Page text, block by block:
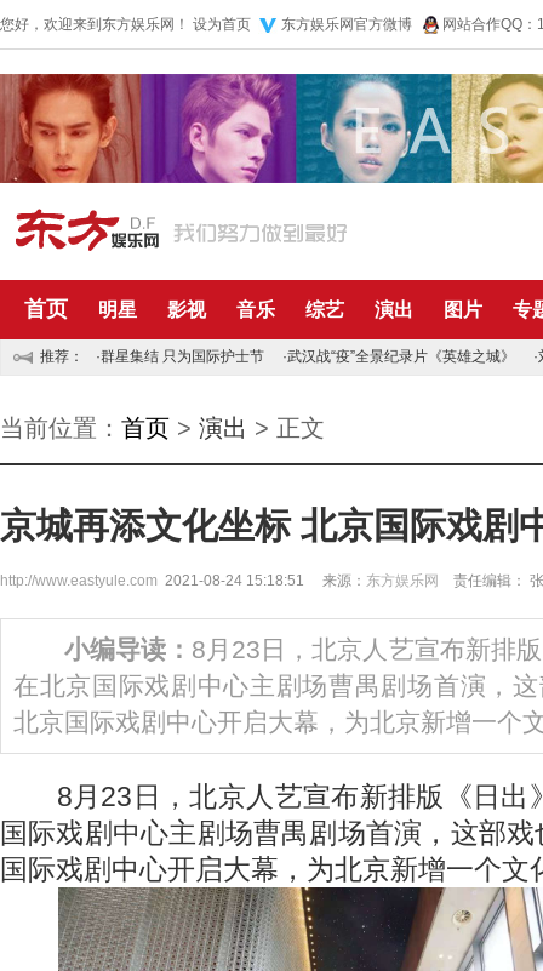
您好，欢迎来到东方娱乐网！ 设为首页 东方娱乐网官方微博 网站合作QQ
首页 明星 影视 音乐 综艺 演出 图片 专
推荐： ·群星集结 只为国际护士节 ·武汉战“疫”全景纪录片《英雄之城》 ·
当前位置： 首页 > 演出 > 正文
京城再添文化坐标 北京国际戏剧
http://www.eastyule.com 2021-08-24 15:18:51 来源： 东方娱乐网 责任编辑：
小编导读： 8月23日，北京人艺宣布新排
在北京国际戏剧中心主剧场曹禺剧场首演，
北京国际戏剧中心开启大幕，为北京新增一个
8月23日，北京人艺宣布新排版《日出
国际戏剧中心主剧场曹禺剧场首演，这部
国际戏剧中心开启大幕，为北京新增一个文